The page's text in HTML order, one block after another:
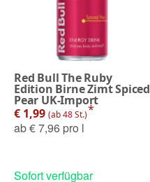
Red Bull The Ruby
Edition Birne Zimt Spiced
Pear UK-Import
€ 1,99 (ab 48 St.)*
ab€ 7,96 pro l
Sofort verfügbar